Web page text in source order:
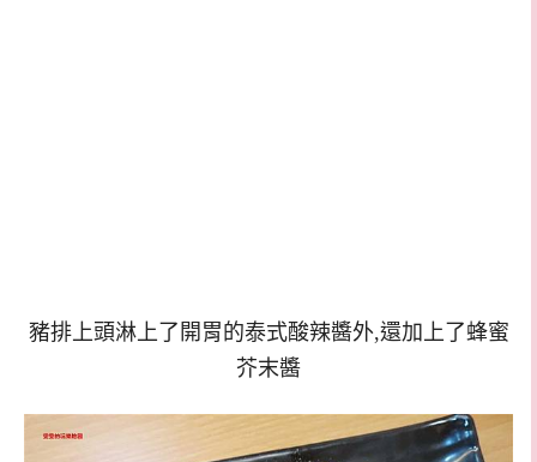
豬排上頭淋上了開胃的泰式酸辣醬外,還加上了蜂蜜
芥末醬